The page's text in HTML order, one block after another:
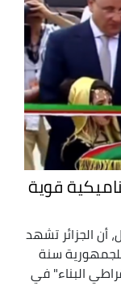
قوية
الجزائر تشهد
سنة
البناء" في